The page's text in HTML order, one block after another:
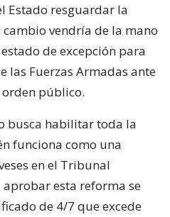
Estado resguardar la
vendría de la mano
de excepción para
las Fuerzas Armadas ante
público.
busca habilitar toda la
funciona como una
en el Tribunal
aprobar esta reforma se
de 4/7 que excede